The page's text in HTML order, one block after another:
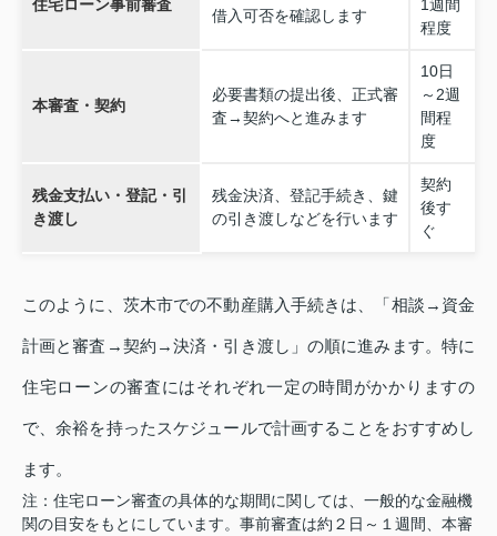
住宅ローン事前審査
借入可否を確認します
1週間
程度
本審査・契約
必要書類の提出後、正式審
査→契約へと進みます
10日
～2週
間程
度
残金支払い・登記・引
き渡し
残金決済、登記手続き、鍵
の引き渡しなどを行います
契約
後す
ぐ
このように、茨木市での不動産購入手続きは、「相談→資金
計画と審査→契約→決済・引き渡し」の順に進みます。特に
住宅ローンの審査にはそれぞれ一定の時間がかかりますの
で、余裕を持ったスケジュールで計画することをおすすめし
ます。
注：住宅ローン審査の具体的な期間に関しては、一般的な金融機
関の目安をもとにしています。事前審査は約２日～１週間、本審